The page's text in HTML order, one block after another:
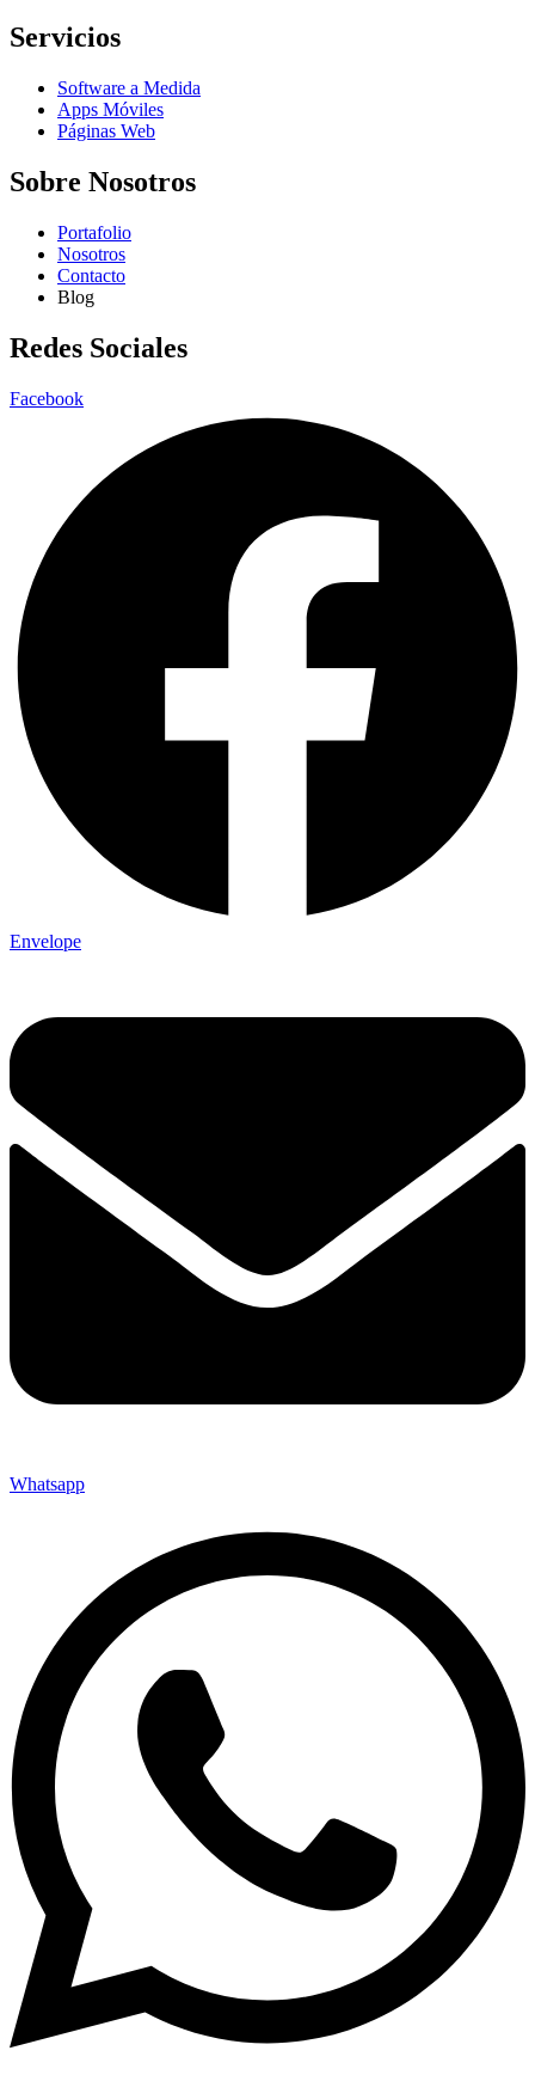
Servicios
Software a Medida
Apps Móviles
Páginas Web
Sobre Nosotros
Portafolio
Nosotros
Contacto
Blog
Redes Sociales
Facebook
Envelope
Whatsapp